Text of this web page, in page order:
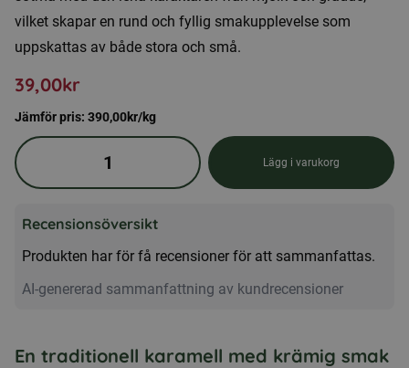
vilket skapar en rund och fyllig smakupplevelse som
uppskattas av både stora och små.
39,00kr
Jämför pris: 390,00kr/kg
Honungskarameller
med
och
grädde
mängd
Lägg i varukorg
Recensionsöversikt
Produkten har för få recensioner för att sammanfattas.
AI-genererad sammanfattning av kundrecensioner
En traditionell karamell med krämig smak